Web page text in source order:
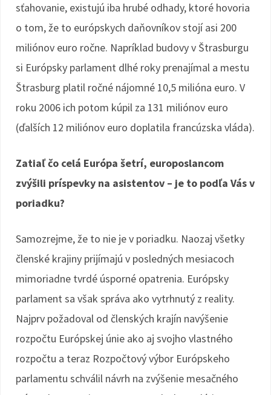
sťahovanie, existujú iba hrubé odhady, ktoré hovoria
o tom, že to európskych daňovníkov stojí asi 200
miliónov euro ročne. Napríklad budovy v Štrasburgu
si Európsky parlament dlhé roky prenajímal a mestu
Štrasburg platil ročné nájomné 10,5 milióna euro. V
roku 2006 ich potom kúpil za 131 miliónov euro
(ďalších 12 miliónov euro doplatila francúzska vláda).
Zatiaľ čo celá Európa šetrí, europoslancom
zvýšili príspevky na asistentov – je to podľa Vás v
poriadku?
Samozrejme, že to nie je v poriadku. Naozaj všetky
členské krajiny prijímajú v posledných mesiacoch
mimoriadne tvrdé úsporné opatrenia. Európsky
parlament sa však správa ako vytrhnutý z reality.
Najprv požadoval od členských krajín navýšenie
rozpočtu Európskej únie ako aj svojho vlastného
rozpočtu a teraz Rozpočtový výbor Európskeho
parlamentu schválil návrh na zvýšenie mesačného